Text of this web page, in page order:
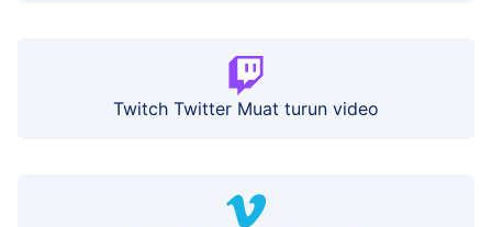
Twitch Twitter Muat turun video